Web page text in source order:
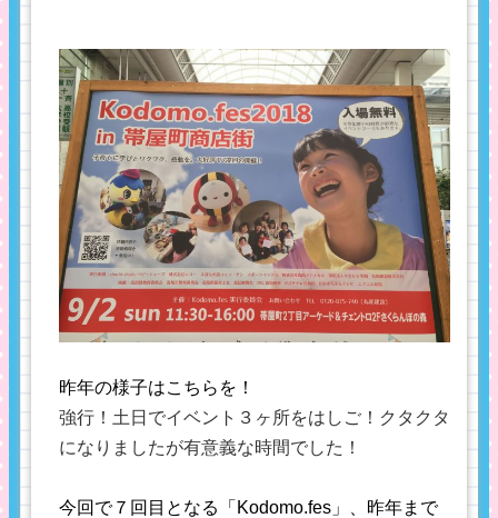
昨年の様子はこちらを！
強行！土日でイベント３ヶ所をはしご！クタクタ
になりましたが有意義な時間でした！
今回で７回目となる「Kodomo.fes」、昨年まで